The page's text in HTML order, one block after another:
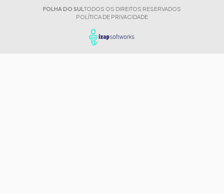
FOLHA DO SUL TODOS OS DIREITOS RESERVADOS
POLÍTICA DE PRIVACIDADE